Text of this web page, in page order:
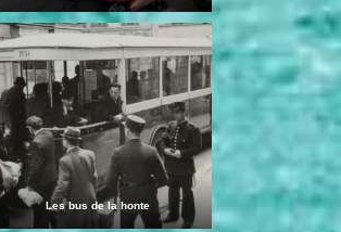
Les bus de la honte